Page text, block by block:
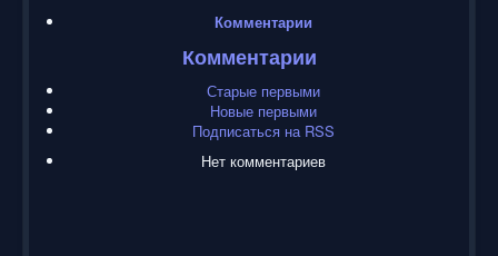
Комментарии
Комментарии
Старые первыми
Новые первыми
Подписаться на RSS
Нет комментариев